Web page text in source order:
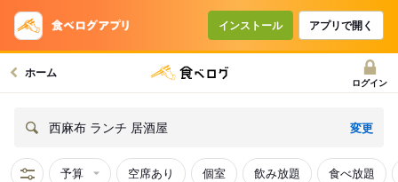
インストール アプリで開く
ホーム
ログイン
西麻布 ランチ 居酒屋 変更
予算 空席あり 個室 飲み放題 食べ放題